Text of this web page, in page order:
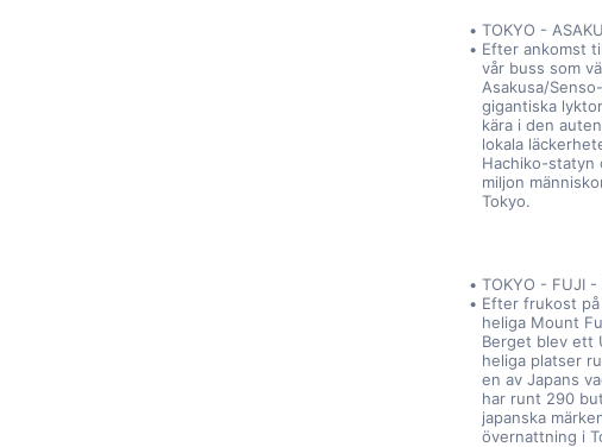
TOKYO -
Efter ankomst
vår buss som
Asakusa/
gigantiska
kära i den
lokala
Hachiko-statyn
miljon
Tokyo.
TOKYO - FUJI -
Efter frukost
heliga Mount
Berget blev ett
heliga platser
en av Japans
har runt 290
japanska
övernattning i